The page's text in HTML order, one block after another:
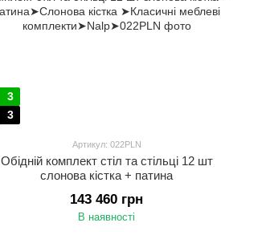
3
3
Артикул: 022PLN
Обідній комплект стіл та стільці 12 шт
слонова кістка + патина
143 460 грн
В наявності